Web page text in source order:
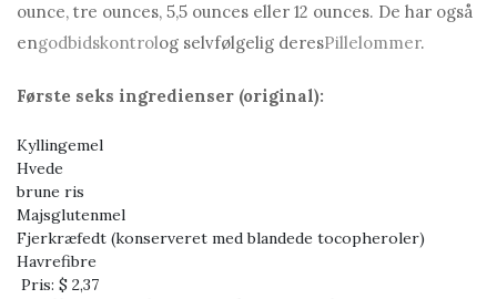
ounce, tre ounces, 5,5 ounces eller 12 ounces. De har også
engodbidskontrolog selvfølgelig deresPillelommer.
Første seks ingredienser (original):
Kyllingemel
Hvede
brune ris
Majsglutenmel
Fjerkræfedt (konserveret med blandede tocopheroler)
Havrefibre
Pris: $ 2,37